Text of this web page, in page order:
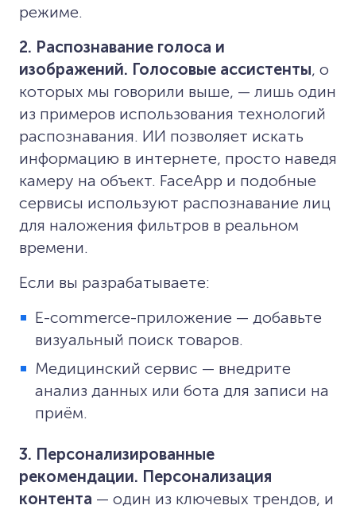
режиме.
2. Распознавание голоса и
изображений. Голосовые ассистенты, о
которых мы говорили выше, — лишь один
из примеров использования технологий
распознавания. ИИ позволяет искать
информацию в интернете, просто наведя
камеру на объект. FaceApp и подобные
сервисы используют распознавание лиц
для наложения фильтров в реальном
времени.
Если вы разрабатываете:
E-commerce-приложение — добавьте
визуальный поиск товаров.
Медицинский сервис — внедрите
анализ данных или бота для записи на
приём.
3. Персонализированные
рекомендации. Персонализация
контента — один из ключевых трендов, и